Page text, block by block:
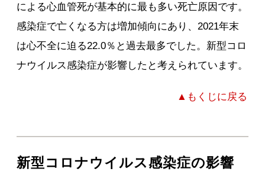
による心血管死が基本的に最も多い死亡原因です。
感染症で亡くなる方は増加傾向にあり、2021年末
は心不全に迫る22.0％と過去最多でした。新型コロ
ナウイルス感染症が影響したと考えられています。
▲もくじに戻る
新型コロナウイルス感染症の影響